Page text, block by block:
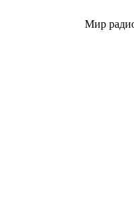
Мир